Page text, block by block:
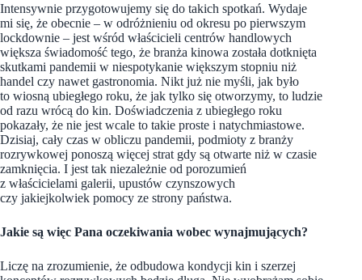
Intensywnie przygotowujemy się do takich spotkań. Wydaje
mi się, że obecnie – w odróżnieniu od okresu po pierwszym
lockdownie – jest wśród właścicieli centrów handlowych
większa świadomość tego, że branża kinowa została dotknięta
skutkami pandemii w niespotykanie większym stopniu niż
handel czy nawet gastronomia. Nikt już nie myśli, jak było
to wiosną ubiegłego roku, że jak tylko się otworzymy, to ludzie
od razu wrócą do kin. Doświadczenia z ubiegłego roku
pokazały, że nie jest wcale to takie proste i natychmiastowe.
Dzisiaj, cały czas w obliczu pandemii, podmioty z branży
rozrywkowej ponoszą więcej strat gdy są otwarte niż w czasie
zamknięcia. I jest tak niezależnie od porozumień
z właścicielami galerii, upustów czynszowych
czy jakiejkolwiek pomocy ze strony państwa.
Jakie są więc Pana oczekiwania wobec wynajmujących?
Liczę na zrozumienie, że odbudowa kondycji kin i szerzej